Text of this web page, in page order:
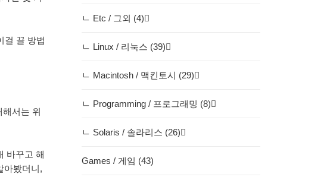
걸 끌 방법
서는 위
바꾸고 해
아봤더니,
ㄴ Etc / 그외 (4)
ㄴ Linux / 리눅스 (39)
ㄴ Macintosh / 맥킨토시 (29)
ㄴ Programming / 프로그래밍 (8)
ㄴ Solaris / 솔라리스 (26)
Games / 게임 (43)